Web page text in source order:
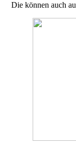
Die können auch